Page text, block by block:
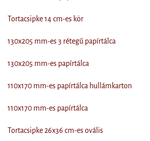
Tortacsipke 14 cm-es kör
130x205 mm-es 3 rétegű papírtálca
130x205 mm-es papírtálca
110x170 mm-es papírtálca hullámkarton
110x170 mm-es papírtálca
Tortacsipke 26x36 cm-es ovális